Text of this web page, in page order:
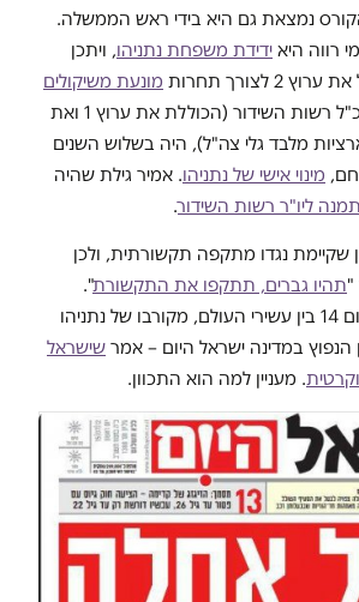
נמצאת גם היא בידי ראש הממשלה.
ידידת משפחת נתניהו, ויתכן
תחרות
מונעת משיקולים
. מנכ"ל רשות השידור (הכוללת את ערוץ 1 ואת
מלבד גלי צה"ל), היה בשלוש השנים
מינוי אישי של נתניהו. אמיר גילת שהיה
ליו"ר רשות השידור.
שקיימת נגדו מתקפה תקשורתית, ולכן
"תהיו גברים, תתקפו את התקשורת".
שלדון אדלסון – מקום 14 בין עשירי העולם, מקורבו של נתניהו
הנפוץ במדינה ישראל היום – אמר שישראל
. מעניין למה הוא התכוון.